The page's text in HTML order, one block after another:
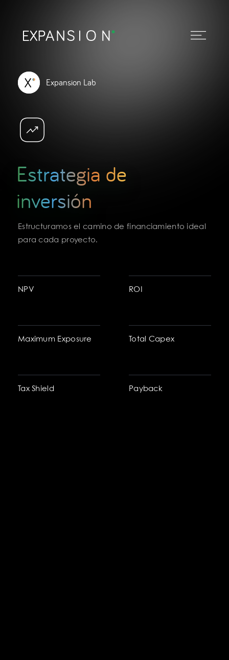
Expansion Lab
Estrategia de
inversión
Estructuramos el camino de financiamiento ideal
para cada proyecto.
NPV ROI
Maximum Exposure Total Capex
Tax Shield Payback